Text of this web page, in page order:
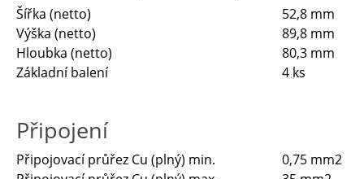
Šířka (netto)
52,8 mm
Výška (netto)
89,8 mm
Hloubka (netto)
80,3 mm
Základní balení
4 ks
Připojení
Připojovací průřez Cu (plný) min.
0,75 mm2